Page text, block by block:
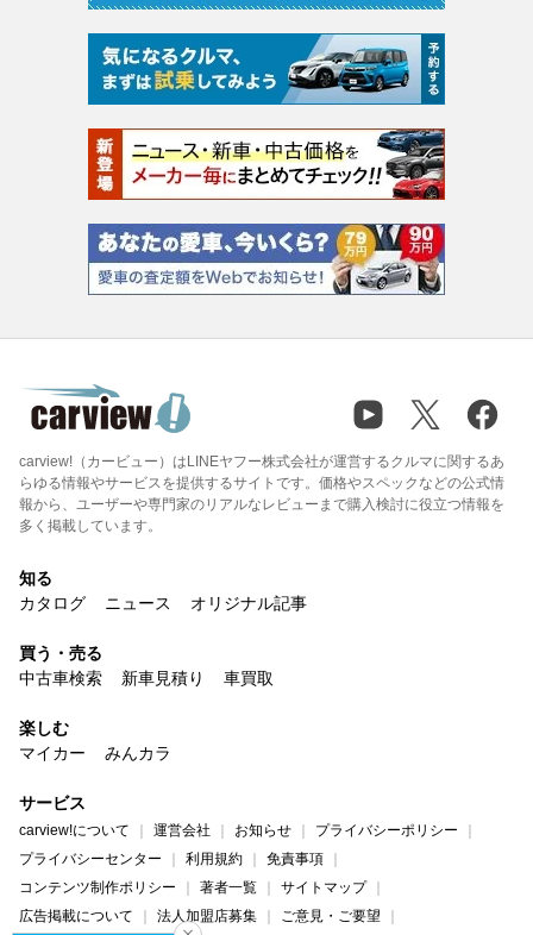
carview!（カービュー）はLINEヤフー株式会社が運営するクルマに関するあ
らゆる情報やサービスを提供するサイトです。価格やスペックなどの公式情
報から、ユーザーや専門家のリアルなレビューまで購入検討に役立つ情報を
多く掲載しています。
知る
カタログ
ニュース オリジナル記事
買う・売る
中古車検索
新車見積り 車買取
楽しむ
マイカー
みんカラ
サービス
carview!について 運営会社 お知らせ
プライバシーポリシー
プライバシーセンター
利用規約
免責事項
コンテンツ制作ポリシー
著者一覧
サイトマップ
広告掲載について
法人加盟店募集 ご意見・ご要望